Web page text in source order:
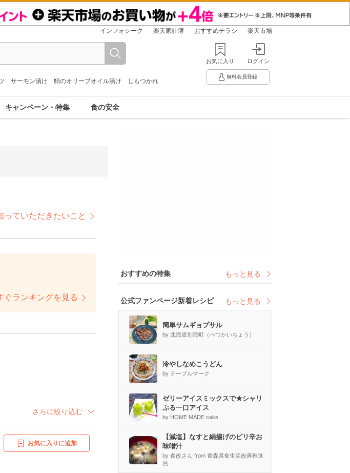
インフォシーク 楽天家計簿 おすすめチラシ 楽天市場
サーモン漬け 鯖のオリーブオイル漬け しもつかれ
お気に入り ログイン
無料会員登録
キャンペーン・特集 食の安全
っていただきたいこと
ぐランキングを見る
さらに絞り込む
お気に入りに追加
おすすめの特集 もっと見る
公式ファンページ新着レシピ もっと見る
簡単サムギョプサル
by 北海道別海町（べつかいちょう）
冷やしなめこうどん
by テーブルマーク
ゼリーアイスミックスで★シャリ
ぷる一口アイス
by HOME MADE cake
【減塩】なすと絹揚げのピリ辛お
味噌汁
by 食改さん from 青森県食生活改善推進
員